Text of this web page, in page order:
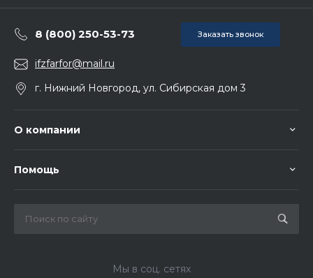
8 (800) 250-53-73 Заказать звонок
ifzfarfor@mail.ru
г. Нижний Новгород, ул. Сибирская дом 3
О компании
Помощь
Мы в соц. сетях